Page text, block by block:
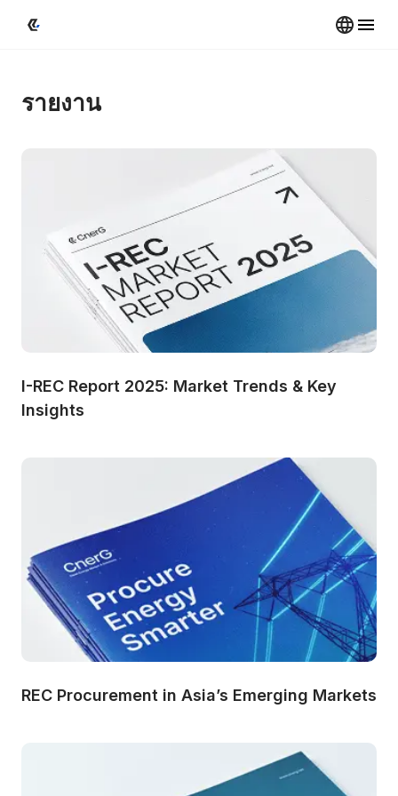
รายงาน
I-REC Report 2025: Market Trends & Key
Insights
REC Procurement in Asia’s Emerging Markets